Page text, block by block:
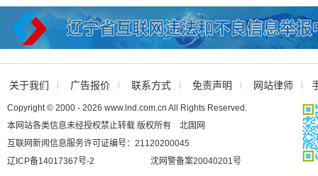
关于我们 广告报价 联系方式 免责声明 网站律师
Copyright © 2000 - 2026 www.lnd.com.cn All Rights Reserved.
本网站各类信息未经授权禁止转载 版权所有 北国网
互联网新闻信息服务许可证编号：21120200045
辽ICP备14017367号-2
沈网警备案20040201号